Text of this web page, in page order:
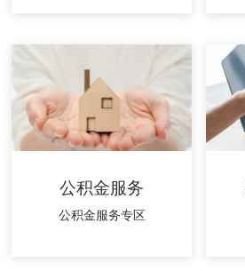
公积金服务
公积金服务专区